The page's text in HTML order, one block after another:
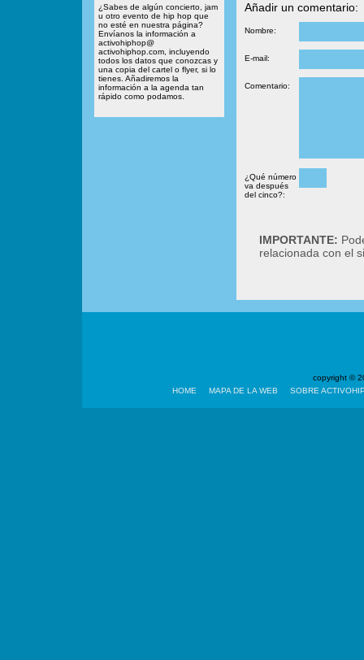
¿Sabes de algún concierto, jam
u otro evento de hip hop que
no esté en nuestra página?
Envíanos la información a
activohiphop@
activohiphop.com, incluyendo
todos los datos que conozcas y
una copia del cartel o flyer, si lo
tienes. Añadiremos la
información a la agenda tan
rápido como podamos.
Añadir un comentario:
Nombre:
E-mail:
Comentario:
¿Qué número
va después
del cinco?:
IMPORTANTE:
relacionada con el
copyright ©
HOME
MAPA DE LA WEB SOBRE